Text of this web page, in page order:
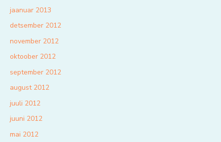
jaanuar 2013
detsember 2012
november 2012
oktoober 2012
september 2012
august 2012
juuli 2012
juuni 2012
mai 2012